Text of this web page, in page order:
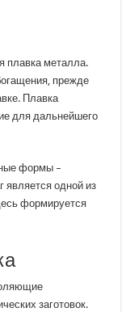
плавка металла.
прежде
Плавка
для дальнейшего
формы –
является одной из
формируется
заготовок.